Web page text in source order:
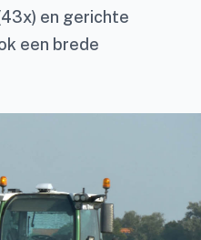
en gerichte
een brede